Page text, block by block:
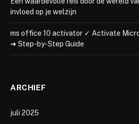
invloed op je welzijn
ms office 10 activator ✓ Activate
➔ Step-by-Step Guide
ARCHIEF
juli 2025